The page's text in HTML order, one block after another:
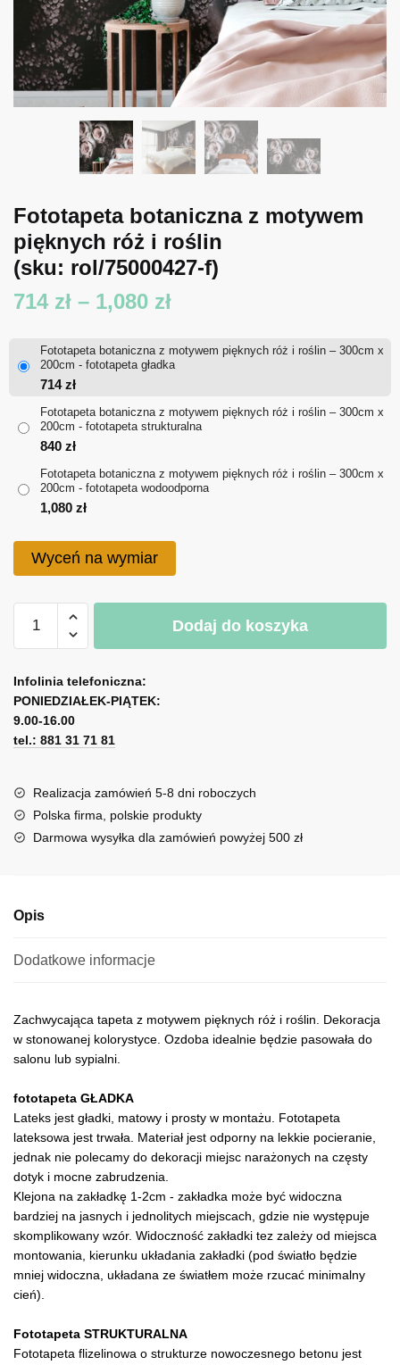
Fototapeta botaniczna z motywem
pięknych róż i roślin
(sku: rol/75000427-f)
714 zł – 1,080 złZakres
od
714 zł
do
1,080 zł
Fototapeta botaniczna z motywem pięknych róż i roślin – 300cm x
200cm - fototapeta gładka
714zł
Fototapeta botaniczna z motywem pięknych róż i roślin – 300cm x
200cm - fototapeta strukturalna
840 zł
Fototapeta botaniczna z motywem pięknych róż i roślin – 300cm x
200cm - fototapeta wodoodporna
1,080 zł
Wyceń na wymiar
Fototapeta
z
motywem
pięknych
róż
Dodaj do koszyka
l
t
e
r
a
t
i
Infolinia telefoniczna:
PONIEDZIAŁEK-PIĄTEK:
9.00-16.00
tel.: 881 31 71 81
Realizacja zamówień 5-8 dni roboczych
Polska firma, polskie produkty
Darmowa wysyłka dla zamówień powyżej 500 zł
Opis
Dodatkowe informacje
Zachwycająca tapeta z motywem pięknych róż i roślin. Dekoracja
w stonowanej kolorystyce. Ozdoba idealnie będzie pasowała do
salonu lub sypialni.
fototapeta GŁADKA
Lateks jest gładki, matowy i prosty w montażu. Fototapeta
lateksowa jest trwała. Materiał jest odporny na lekkie pocieranie,
jednak nie polecamy do dekoracji miejsc narażonych na częsty
dotyk i mocne zabrudzenia.
Klejona na zakładkę 1-2cm - zakładka może być widoczna
bardziej na jasnych i jednolitych miejscach, gdzie nie występuje
skomplikowany wzór. Widoczność zakładki tez zależy od miejsca
montowania, kierunku układania zakładki (pod światło będzie
mniej widoczna, układana ze światłem może rzucać minimalny
cień).
Fototapeta STRUKTURALNA
Fototapeta flizelinowa o strukturze nowoczesnego betonu jest